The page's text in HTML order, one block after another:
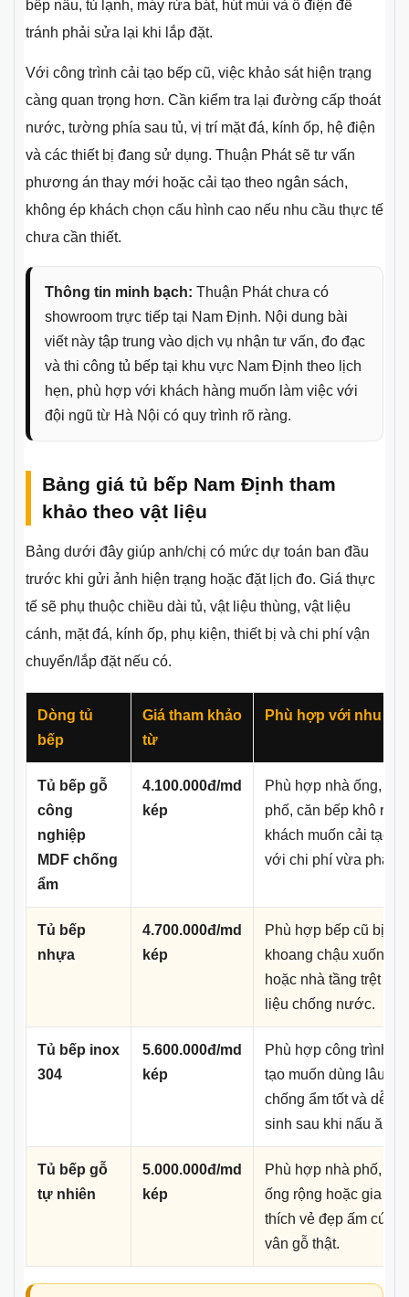
bếp nấu, tủ lạnh, máy rửa bát, hút mùi và ổ điện để
tránh phải sửa lại khi lắp đặt.
Với công trình cải tạo bếp cũ, việc khảo sát hiện trạng
càng quan trọng hơn. Cần kiểm tra lại đường cấp thoát
nước, tường phía sau tủ, vị trí mặt đá, kính ốp, hệ điện
và các thiết bị đang sử dụng. Thuận Phát sẽ tư vấn
phương án thay mới hoặc cải tạo theo ngân sách,
không ép khách chọn cấu hình cao nếu nhu cầu thực tế
chưa cần thiết.
Thông tin minh bạch: Thuận Phát chưa có
showroom trực tiếp tại Nam Định. Nội dung bài
viết này tập trung vào dịch vụ nhận tư vấn, đo đạc
và thi công tủ bếp tại khu vực Nam Định theo lịch
hẹn, phù hợp với khách hàng muốn làm việc với
đội ngũ từ Hà Nội có quy trình rõ ràng.
Bảng giá tủ bếp Nam Định tham
khảo theo vật liệu
Bảng dưới đây giúp anh/chị có mức dự toán ban đầu
trước khi gửi ảnh hiện trạng hoặc đặt lịch đo. Giá thực
tế sẽ phụ thuộc chiều dài tủ, vật liệu thùng, vật liệu
cánh, mặt đá, kính ốp, phụ kiện, thiết bị và chi phí vận
chuyển/lắp đặt nếu có.
Dòng tủ
bếp
Giá tham khảo
từ
Phù hợp với nhu
Tủ bếp gỗ
công
nghiệp
MDF chống
ẩm
4.100.000đ/md
kép
Phù hợp nhà ống, nhà
phố, căn bếp khô ráo
khách muốn cải tạo
với chi phí vừa phải.
Tủ bếp
nhựa
4.700.000đ/md
kép
Phù hợp bếp cũ bị
khoang chậu xuống
hoặc nhà tầng trệt
liệu chống nước.
Tủ bếp inox
304
5.600.000đ/md
kép
Phù hợp công trình
tạo muốn dùng lâu
chống ẩm tốt và dễ vệ
sinh sau khi nấu ăn.
Tủ bếp gỗ
tự nhiên
5.000.000đ/md
kép
Phù hợp nhà phố, nhà
ống rộng hoặc gia chủ
thích vẻ đẹp ấm cúng
vân gỗ thật.